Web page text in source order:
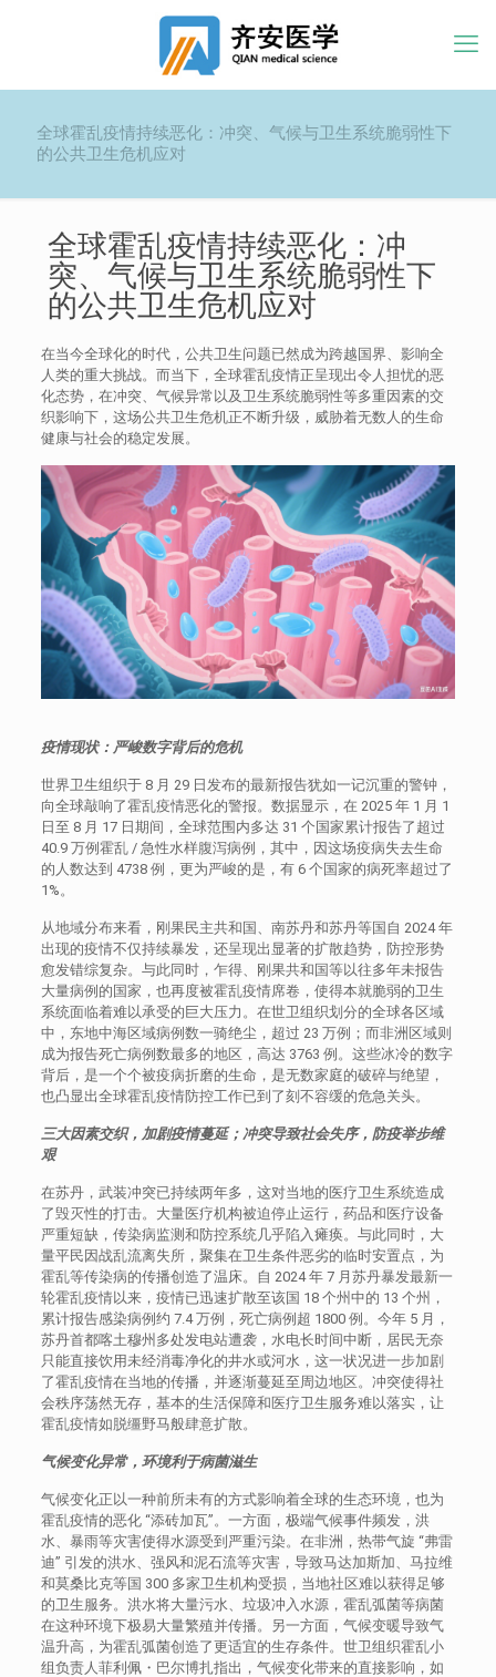
全球霍乱疫情持续恶化：冲突、气候与卫生系统脆弱性下
的公共卫生危机应对
全球霍乱疫情持续恶化：冲
突、气候与卫生系统脆弱性下
的公共卫生危机应对
在当今全球化的时代，公共卫生问题已然成为跨越国界、影响全
人类的重大挑战。而当下，全球霍乱疫情正呈现出令人担忧的恶
化态势，在冲突、气候异常以及卫生系统脆弱性等多重因素的交
织影响下，这场公共卫生危机正不断升级，威胁着无数人的生命
健康与社会的稳定发展。​
疫情现状：严峻数字背后的危机​
世界卫生组织于 8 月 29 日发布的最新报告犹如一记沉重的警钟，
向全球敲响了霍乱疫情恶化的警报。数据显示，在 2025 年 1 月 1
日至 8 月 17 日期间，全球范围内多达 31 个国家累计报告了超过
40.9 万例霍乱 / 急性水样腹泻病例，其中，因这场疫病失去生命
的人数达到 4738 例，更为严峻的是，有 6 个国家的病死率超过了
1%。​
从地域分布来看，刚果民主共和国、南苏丹和苏丹等国自 2024 年
出现的疫情不仅持续暴发，还呈现出显著的扩散趋势，防控形势
愈发错综复杂。与此同时，乍得、刚果共和国等以往多年未报告
大量病例的国家，也再度被霍乱疫情席卷，使得本就脆弱的卫生
系统面临着难以承受的巨大压力。在世卫组织划分的全球各区域
中，东地中海区域病例数一骑绝尘，超过 23 万例；而非洲区域则
成为报告死亡病例数最多的地区，高达 3763 例。这些冰冷的数字
背后，是一个个被疫病折磨的生命，是无数家庭的破碎与绝望，
也凸显出全球霍乱疫情防控工作已到了刻不容缓的危急关头。​
三大因素交织，加剧疫情蔓延； 冲突导致社会失序，防疫举步维
艰​
在苏丹，武装冲突已持续两年多，这对当地的医疗卫生系统造成
了毁灭性的打击。大量医疗机构被迫停止运行，药品和医疗设备
严重短缺，传染病监测和防控系统几乎陷入瘫痪。与此同时，大
量平民因战乱流离失所，聚集在卫生条件恶劣的临时安置点，为
霍乱等传染病的传播创造了温床。自 2024 年 7 月苏丹暴发最新一
轮霍乱疫情以来，疫情已迅速扩散至该国 18 个州中的 13 个州，
累计报告感染病例约 7.4 万例，死亡病例超 1800 例。今年 5 月，
苏丹首都喀土穆州多处发电站遭袭，水电长时间中断，居民无奈
只能直接饮用未经消毒净化的井水或河水，这一状况进一步加剧
了霍乱疫情在当地的传播，并逐渐蔓延至周边地区。冲突使得社
会秩序荡然无存，基本的生活保障和医疗卫生服务难以落实，让
霍乱疫情如脱缰野马般肆意扩散。​
气候变化异常，环境利于病菌滋生​
气候变化正以一种前所未有的方式影响着全球的生态环境，也为
霍乱疫情的恶化 “添砖加瓦”。一方面，极端气候事件频发，洪
水、暴雨等灾害使得水源受到严重污染。在非洲，热带气旋 “弗雷
迪” 引发的洪水、强风和泥石流等灾害，导致马达加斯加、马拉维
和莫桑比克等国 300 多家卫生机构受损，当地社区难以获得足够
的卫生服务。洪水将大量污水、垃圾冲入水源，霍乱弧菌等病菌
在这种环境下极易大量繁殖并传播。另一方面，气候变暖导致气
温升高，为霍乱弧菌创造了更适宜的生存条件。世卫组织霍乱小
组负责人菲利佩・巴尔博扎指出，气候变化带来的直接影响，如